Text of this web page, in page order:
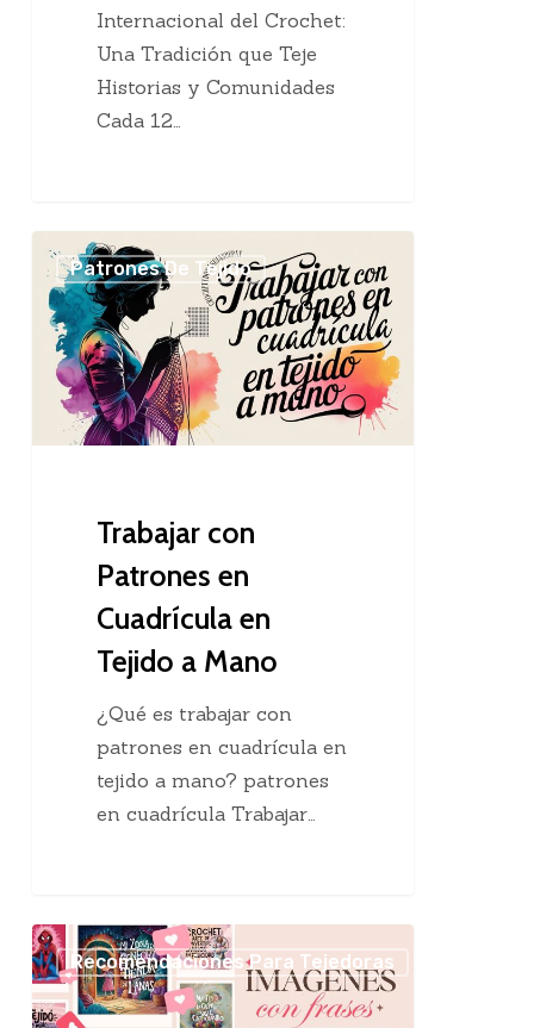
Internacional del Crochet:
Una Tradición que Teje
Historias y Comunidades
Cada 12…
Trabajar
con
Patrones
en
Cuadrícula
Tejido
Patrones De Tejido
Trabajar con
Patrones en
Cuadrícula en
Tejido a Mano
¿Qué es trabajar con
patrones en cuadrícula en
tejido a mano? patrones
en cuadrícula Trabajar…
20
Imágenes
con
Recomendaciones Para Tejedoras